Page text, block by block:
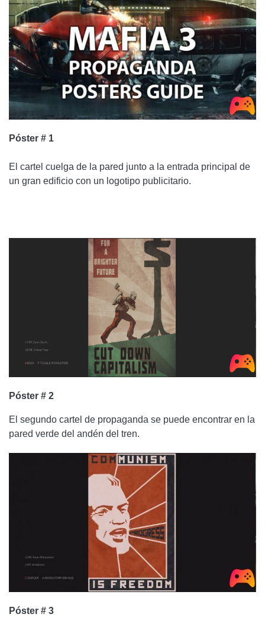
Póster # 1
El cartel cuelga de la pared junto a la entrada principal de
un gran edificio con un logotipo publicitario.
Póster # 2
El segundo cartel de propaganda se puede encontrar en la
pared verde del andén del tren.
Póster # 3